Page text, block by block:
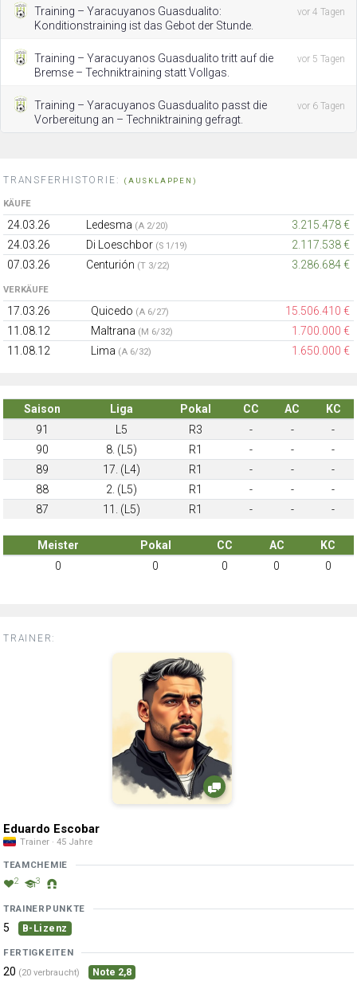
Training – Yaracuyanos Guasdualito:
Konditionstraining ist das Gebot der Stunde.
vor 4 Tagen
Training – Yaracuyanos Guasdualito tritt auf die
Bremse – Techniktraining statt Vollgas.
vor 5 Tagen
Training – Yaracuyanos Guasdualito passt die
Vorbereitung an – Techniktraining gefragt.
vor 6 Tagen
TRANSFERHISTORIE: (AUSKLAPPEN)
KÄUFE
24.03.26 Ledesma (A 2/20)
3.215.478 €
24.03.26
Di Loeschbor (S 1/19)
2.117.538 €
07.03.26
Centurión (T 3/22) 3.286.684 €
VERKÄUFE
17.03.26 Quicedo (A 6/27)
15.506.410 €
11.08.12
Maltrana (M 6/32)
1.700.000 €
11.08.12
Lima (A 6/32) 1.650.000 €
Saison Liga Pokal CC AC
KC
91
L5 R3 - -
-
90
8. (L5) R1 - -
-
89
17. (L4) R1 - -
-
88
2. (L5) R1 - -
-
87
11. (L5) R1 - - -
Meister Pokal CC AC
KC
0
0 0 0 0
TRAINER:
Eduardo Escobar
Trainer · 45 Jahre
TEAMCHEMIE
2 3
TRAINERPUNKTE
5 B-Lizenz
FERTIGKEITEN
20 (20 verbraucht) Note 2,8